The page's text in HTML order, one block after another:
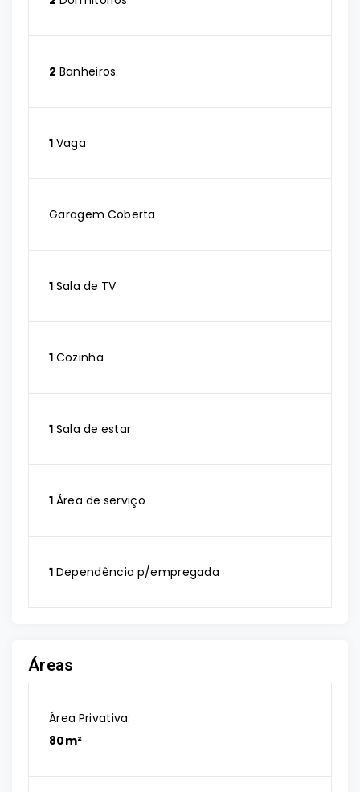
2 Banheiros
1 Vaga
Garagem Coberta
1 Sala de TV
1 Cozinha
1 Sala de estar
1 Área de serviço
1 Dependência p/empregada
Áreas
Área Privativa:
80m²